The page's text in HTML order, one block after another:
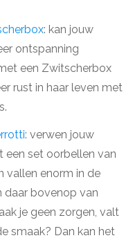
: kan jouw
ontspanning
een Zwitscherbox
rust in haar leven met
: verwen jouw
een set oorbellen van
vallen enorm in de
daar bovenop van
je geen zorgen, valt
smaak? Dan kan het